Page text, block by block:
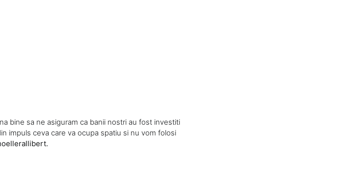
bine sa ne asiguram ca banii nostri au fost investiti
impuls ceva care va ocupa spatiu si nu vom folosi
.